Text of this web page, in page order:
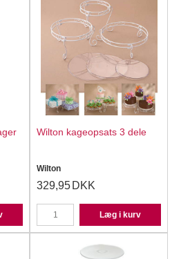
Wilton kageopsats 3 dele
Wilton
329,95 DKK
Læg i kurv